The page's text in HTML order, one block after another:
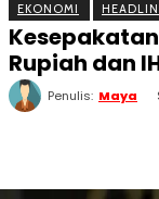
EKONOMI
Rupiah dan
Penulis: Maya